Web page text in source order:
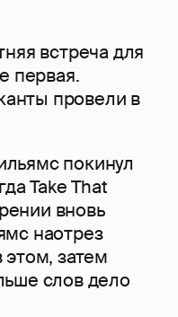
встреча для
первая.
провели в
покинул
Take That
вновь
наотрез
этом, затем
слов дело